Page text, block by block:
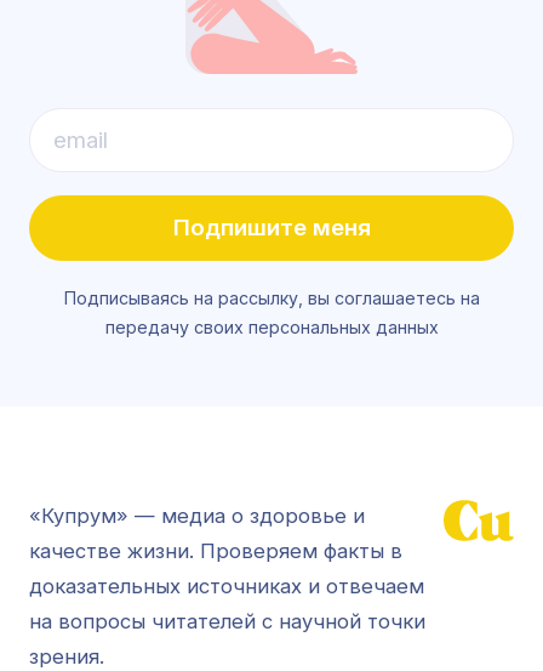
Подпишите меня
Подписываясь на рассылку, вы соглашаетесь на
передачу своих персональных данных
«Купрум» — медиа о здоровье и
качестве жизни. Проверяем факты в
доказательных источниках и отвечаем
на вопросы читателей с научной точки
зрения.